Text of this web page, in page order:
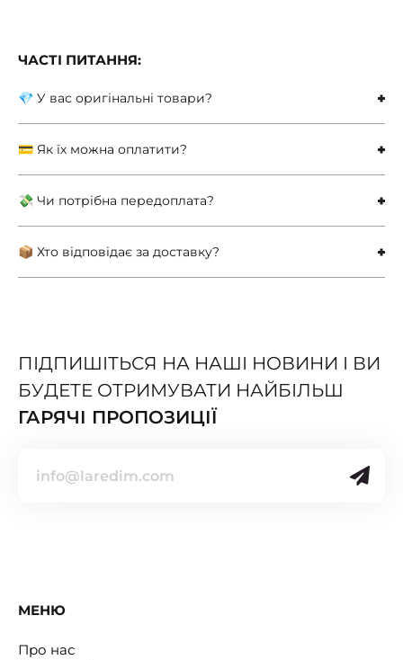
ЧАСТІ ПИТАННЯ:
💎 У вас оригінальні товари?
💳 Як їх можна оплатити?
💸 Чи потрібна передоплата?
📦 Хто відповідає за доставку?
ПІДПИШІТЬСЯ НА НАШІ НОВИНИ І ВИ
БУДЕТЕ ОТРИМУВАТИ НАЙБІЛЬШ
ГАРЯЧІ ПРОПОЗИЦІЇ
МЕНЮ
Про нас